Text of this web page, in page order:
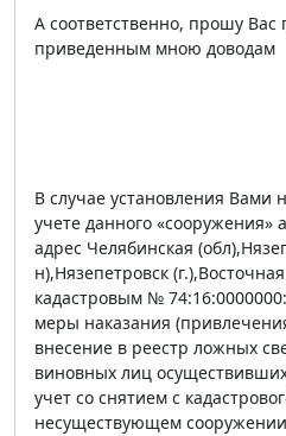
А соответственно, прошу Вас
приведенным мною доводам
В случае установления Вами
учете данного «сооружения»
адрес Челябинская
н),Нязепетровск
кадастровым №
меры наказания
внесение в реестр ложных
виновных лиц
учет со снятием с
несуществующем